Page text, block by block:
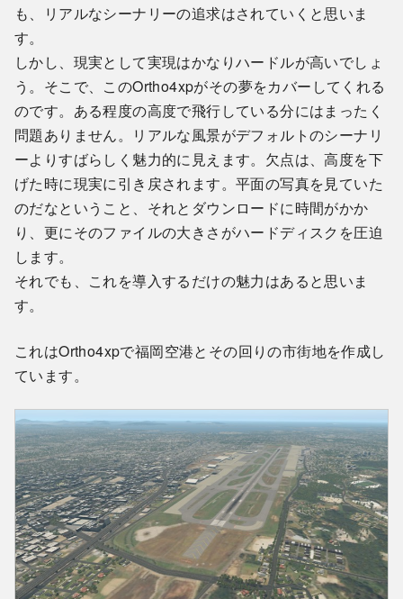
も、リアルなシーナリーの追求はされていくと思いま
す。
しかし、現実として実現はかなりハードルが高いでしょ
う。そこで、このOrtho4xpがその夢をカバーしてくれる
のです。ある程度の高度で飛行している分にはまったく
問題ありません。リアルな風景がデフォルトのシーナリ
ーよりすばらしく魅力的に見えます。欠点は、高度を下
げた時に現実に引き戻されます。平面の写真を見ていた
のだなということ、それとダウンロードに時間がかか
り、更にそのファイルの大きさがハードディスクを圧迫
します。
それでも、これを導入するだけの魅力はあると思いま
す。
これはOrtho4xpで福岡空港とその回りの市街地を作成し
ています。